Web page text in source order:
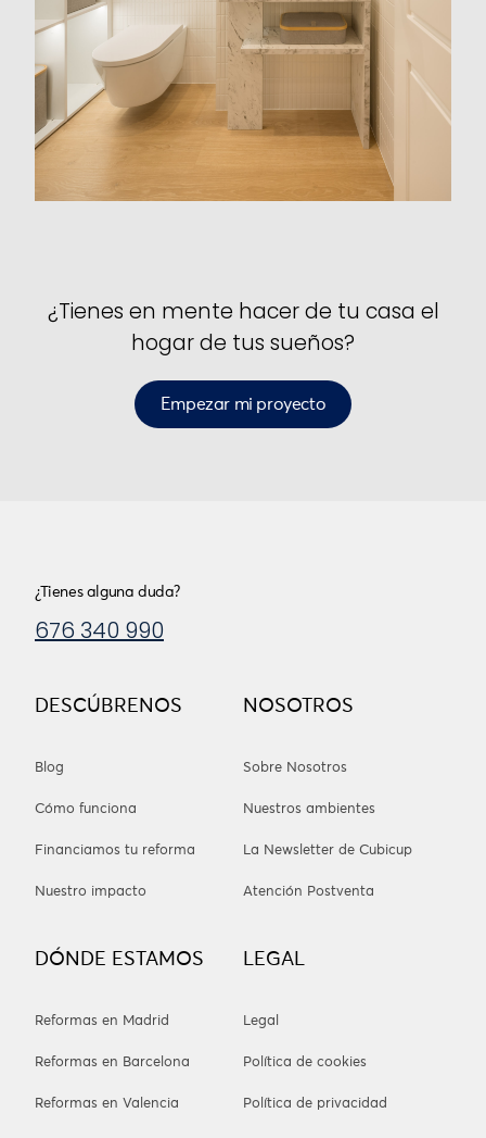
¿Tienes en mente hacer de tu casa el
hogar de tus sueños?
Empezar mi proyecto
DESCÚBRENOS
Blog
Cómo funciona
Financiamos tu reforma
Nuestro impacto
NOSOTROS
Sobre Nosotros
Nuestros ambientes
La Newsletter de Cubicup
Atención Postventa
DÓNDE ESTAMOS
Reformas en Madrid
Reformas en Barcelona
Reformas en Valencia
LEGAL
Legal
Política de cookies
Política de privacidad
¿Tienes alguna duda?
676 340 990